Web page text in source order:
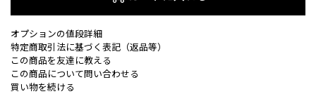
オプションの値段詳細
特定商取引法に基づく表記（返品等）
この商品を友達に教える
この商品について問い合わせる
買い物を続ける